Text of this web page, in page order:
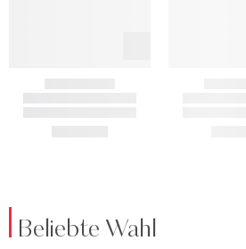
Beliebte Wahl